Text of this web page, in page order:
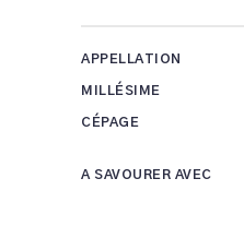
APPELLATION
MILLÉSIME
CÉPAGE
A SAVOURER AVEC